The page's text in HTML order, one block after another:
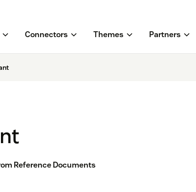
Connectors Themes Partners
Reference Documents